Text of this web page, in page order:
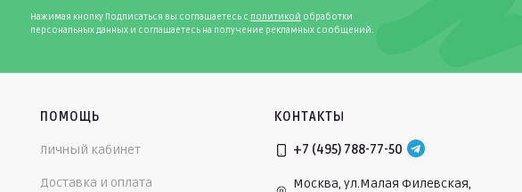
Нажимая кнопку Подписаться вы соглашаетесь с политикой обработки
персональных данных и соглашаетесь на получение рекламных сообщений.
ПОМОЩЬ
Личный кабинет
Доставка и оплата
КОНТАКТЫ
+7 (495) 788-77-50
Москва, ул.Малая Филевская,